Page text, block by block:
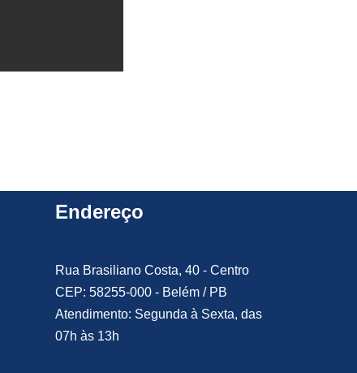
Endereço
Rua Brasiliano Costa, 40 - Centro
CEP: 58255-000 - Belém / PB
Atendimento: Segunda à Sexta, das
07h às 13h